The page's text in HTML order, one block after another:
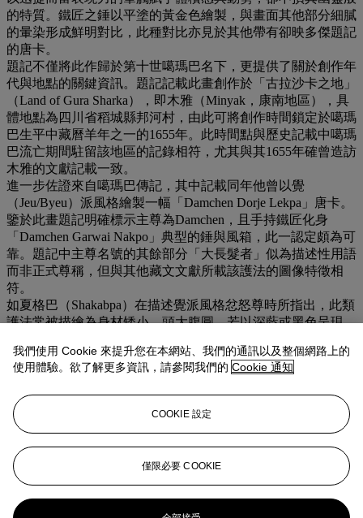
的特質。鐵匠之錘以平塗的黃金色繪製，與畫面其他部分細膩
的暈染形成鮮明對比，此種對比亦見於其他帶有卻映多傑題記
的唐卡。
題記不僅將此作歸於第十世噶瑪巴名下，更提供了關於創作年
代與地點的關鍵資訊。題記記載此畫創作於「古拉沙卡之地」
（Land of Gura Sharka），即木雅（Minyak，康南地區），具
體地點為四川省稻城縣邦河村，由此可將創作時間鎖定於噶瑪
巴生平中藏曆羊年之一的1655年。此時間點與歷史記載中噶瑪
巴流亡期間駐留該地區的記錄相符，尤其與其1655年確曾造訪
木雅的文獻記載一致。
進一步佐證來自噶瑪巴傳記，其中記載同年他曾以覺
（Jeu/Byeu）派風格繪製一幅「Damchen Dorje Lekpa」唐卡。
鑒於此畫題記明確標示主尊為Damchen，且手持鐵匠化身
「Damchen Garwai Nakpo」典型的錘與風箱，此一認定頗為可
靠。題記中主尊名號的其餘部分「大長髮者」似為描述性用語
而非正式尊稱，但與其他藏文文獻所載該護法的圖像特徵相
符。
如夏格巴（Shakabpa）在描述覺派風格忿怒尊時所指出，此類
護法常被描繪為身材矮小、頭大腹圓，若以深藍或黑色呈現，
完全吻合。
此唐卡不僅見證卻映多傑的技藝精湛，更是一種深具遠見的創
有的署名且可考作品之列，並提供關鍵的歷史脈絡。此畫不僅
是一件供奉聖物，更是一場強烈的氛圍體驗：墨色煙幕、幽靈
與薄霧中顯現。極少有唐卡能同時達成如此空靈夢幻的氣質，
又如此紮根於具體歷史與技術精熟之中。
更多來自 印度、喜馬拉雅及東南亞藝術
我們使用 Cookie 來提升您在本網站、我們的通訊以及整個網路上的
使用體驗。欲了解更多資訊，請參閱我們的 Cookie 通知
COOKIE 設定
僅限必要 COOKIE